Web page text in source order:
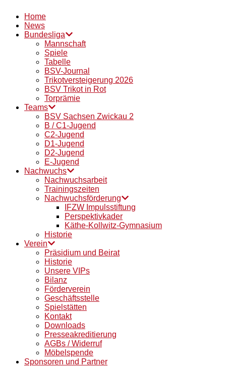
Home
News
Bundesliga
Mannschaft
Spiele
Tabelle
BSV-Journal
Trikotversteigerung 2026
BSV Trikot in Rot
Torprämie
Teams
BSV Sachsen Zwickau 2
B / C1-Jugend
C2-Jugend
D1-Jugend
D2-Jugend
E-Jugend
Nachwuchs
Nachwuchsarbeit
Trainingszeiten
Nachwuchsförderung
IFZW Impulsstiftung
Perspektivkader
Käthe-Kollwitz-Gymnasium
Historie
Verein
Präsidium und Beirat
Historie
Unsere VIPs
Bilanz
Förderverein
Geschäftsstelle
Spielstätten
Kontakt
Downloads
Presseakreditierung
AGBs / Widerruf
Möbelspende
Sponsoren und Partner